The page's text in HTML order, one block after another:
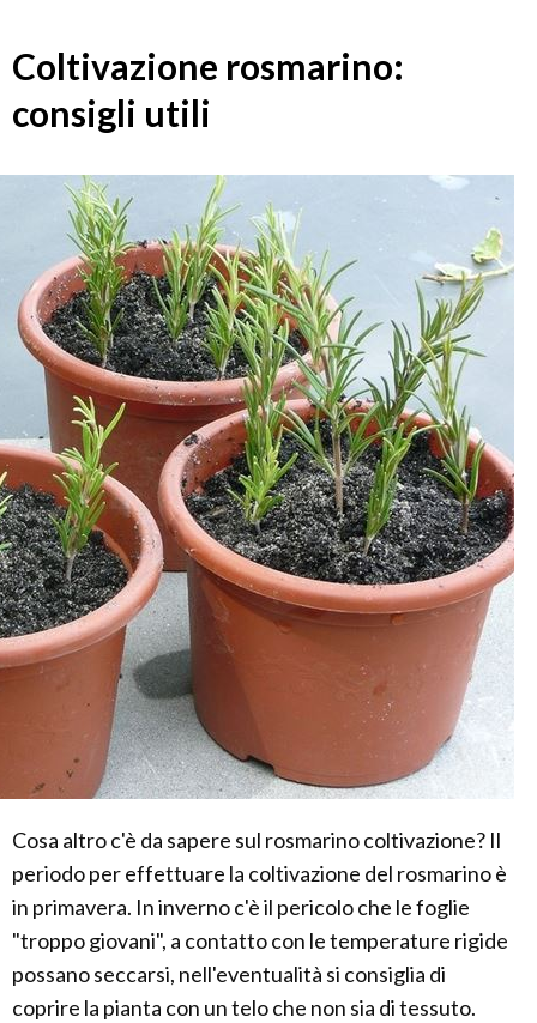
Coltivazione rosmarino:
consigli utili
Cosa altro c'è da sapere sul rosmarino coltivazione? Il
periodo per effettuare la coltivazione del rosmarino è
in primavera. In inverno c'è il pericolo che le foglie
"troppo giovani", a contatto con le temperature rigide
possano seccarsi, nell'eventualità si consiglia di
coprire la pianta con un telo che non sia di tessuto.